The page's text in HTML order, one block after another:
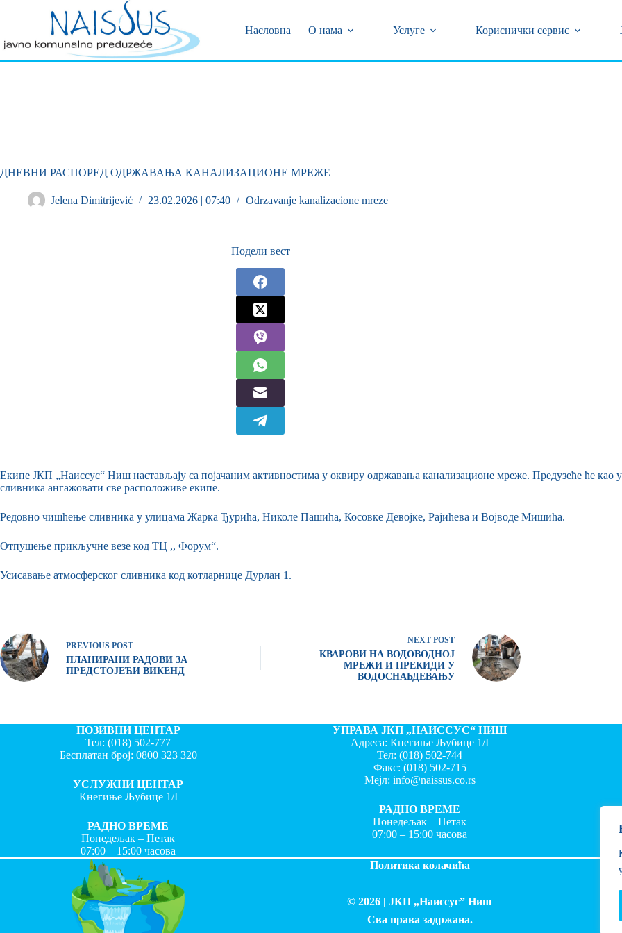
Насловна
О нама Услуге Кориснички сервис
ДНЕВНИ РАСПОРЕД ОДРЖАВАЊА КАНАЛИЗАЦИОНЕ МРЕЖЕ
Jelena Dimitrijević 23.02.2026 | 07:40 Odrzavanje kanalizacione mreze
Подели вест
Екипе ЈКП „Наиссус“ Ниш настављају са појачаним активностима у оквиру одржавања канализационе мреже. Предузеће ће
сливника ангажовати све расположиве екипе.
Редовно чишћење сливника у улицама Жарка Ђурића, Николе Пашића, Косовке Девојке, Рајићева и Војводе Мишића.
Отпушење прикључне везе код ТЦ ,, Форум“.
Усисавање атмосферског сливника код котларнице Дурлан 1.
PREVIOUS POST
ПЛАНИРАНИ РАДОВИ ЗА
ПРЕДСТОЈЕЋИ ВИКЕНД
NEXT POST
КВАРОВИ НА ВОДОВОДНОЈ
МРЕЖИ И ПРЕКИДИ У
ВОДОСНАБДЕВАЊУ
ПОЗИВНИ ЦЕНТАР
Тел:(018) 502-777
Бесплатан број: 0800 323 320
УСЛУЖНИ ЦЕНТАР
Кнегиње Љубице 1/I
РАДНО ВРЕМЕ
Понедељак – Петак
07:00 – 15:00 часова
УПРАВА ЈКП „НАИССУС“ НИШ
Адреса: Кнегиње Љубице 1/I
Тел:(018) 502-744
Факс: (018) 502-715
Мејл: info@naissus.co.rs
РАДНО ВРЕМЕ
Понедељак – Петак
07:00 – 15:00 часова
Политика колачића
© 2026 |ЈКП „Наиссус” Ниш
Сва права задржана.